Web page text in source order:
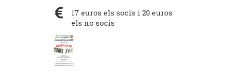
17 euros els socis i 20 euros
els no socis